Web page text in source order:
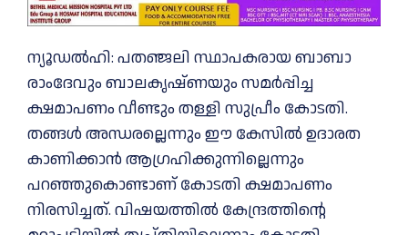
ന്യൂഡൽഹി: പതഞ്ജലി സ്ഥാപകരായ ബാബാ
രാംദേവും ബാലകൃഷ്‌ണയും സമർപ്പിച്ച
ക്ഷമാപണം വീണ്ടും തള്ളി സുപ്രീം കോടതി.
തങ്ങൾ അന്ധരല്ലെന്നും ഈ കേസിൽ ഉദാരത
കാണിക്കാൻ ആഗ്രഹിക്കുന്നില്ലെന്നും
പറഞ്ഞുകൊണ്ടാണ് കോടതി ക്ഷമാപണം
നിരസിച്ചത്. വിഷയത്തിൽ കേന്ദ്രത്തിൻ്റെ